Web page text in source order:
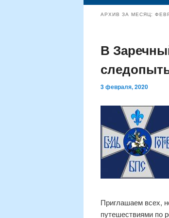
содержимому
содержимому
АРХИВ ЗА МЕСЯЦ:
В
3 февраля, 2020
Приглашаем всех,
путешествиями по